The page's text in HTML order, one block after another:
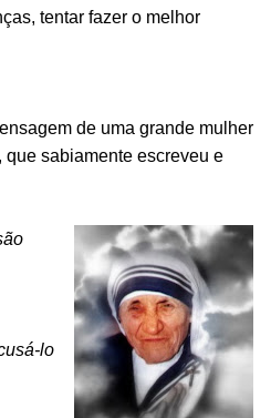
tentar fazer o melhor
de uma grande mulher
sabiamente escreveu e
lo